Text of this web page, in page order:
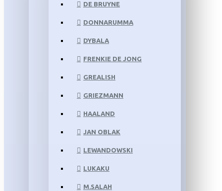
DE BRUYNE
DONNARUMMA
DYBALA
FRENKIE DE JONG
GREALISH
GRIEZMANN
HAALAND
JAN OBLAK
LEWANDOWSKI
LUKAKU
M.SALAH